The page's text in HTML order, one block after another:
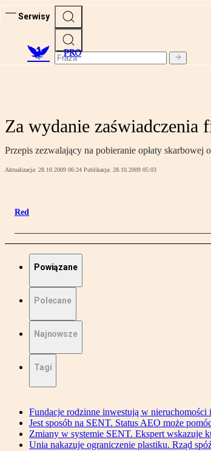
Serwisy
PRO
Za wydanie zaświadczenia
Przepis zezwalający na pobieranie opłaty
Aktualizacja: 28.10.2009 06:24 Publikacja: 28.10.2009 05:03
Red
Powiązane
Polecane
Najnowsze
Tagi
Fundacje rodzinne inwestują w nieruchomości
Jest sposób na SENT. Status AEO może
Zmiany w systemie SENT. Ekspert wskazuje
Unia nakazuje ograniczenie plastiku. Rząd